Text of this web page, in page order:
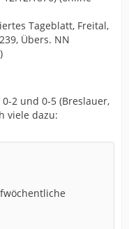
Tageblatt, Freital,
Übers. NN
2 und 0-5 (Breslauer,
viele dazu: